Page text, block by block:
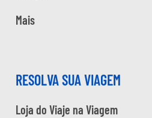
Mais
RESOLVA SUA VIAGEM
Loja do Viaje na Viagem